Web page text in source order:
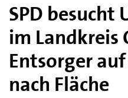
SPD
im Landkreis
Entsorger
nach Fläche